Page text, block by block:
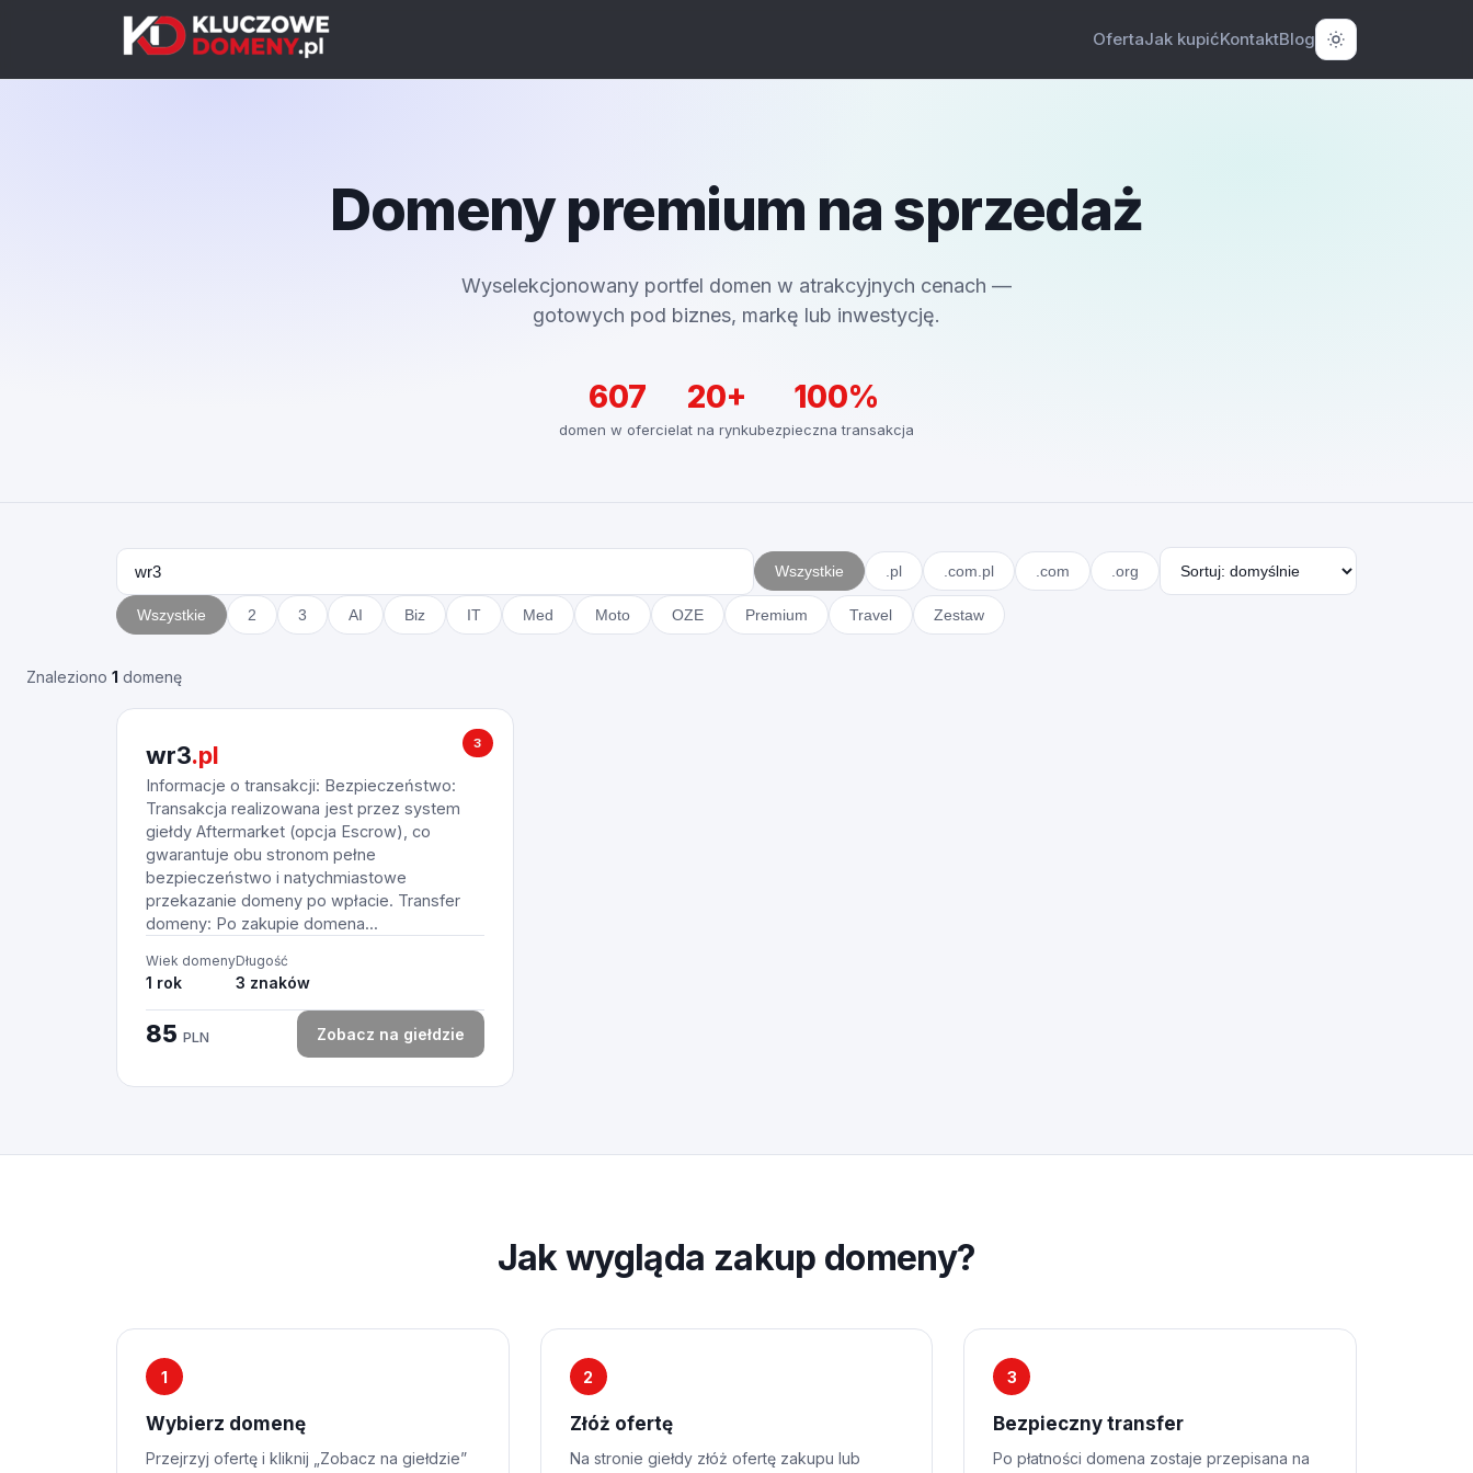
OfertaJak kupićKontaktBlog
Domeny premium na sprzedaż
Wyselekcjonowany portfel domen w atrakcyjnych cenach —
gotowych pod biznes, markę lub inwestycję.
607
domen w ofercie
20+
lat na rynku
100%
bezpieczna transakcja
Wszystkie .pl .com.pl .com .org
Wszystkie 2 3 AI Biz IT Med Moto OZE Premium Travel Zestaw
Znaleziono 1 domenę
3
wr3.pl
Informacje o transakcji: Bezpieczeństwo:
Transakcja realizowana jest przez system
giełdy Aftermarket (opcja Escrow), co
gwarantuje obu stronom pełne
bezpieczeństwo i natychmiastowe
przekazanie domeny po wpłacie. Transfer
domeny: Po zakupie domena...
Wiek domeny
1 rok
Długość
3 znaków
85 PLN Zobacz na giełdzie
Jak wygląda zakup domeny?
1
Wybierz domenę
Przejrzyj ofertę i kliknij „Zobacz na giełdzie”
2
Złóż ofertę
Na stronie giełdy złóż ofertę zakupu lub
3
Bezpieczny transfer
Po płatności domena zostaje przepisana na